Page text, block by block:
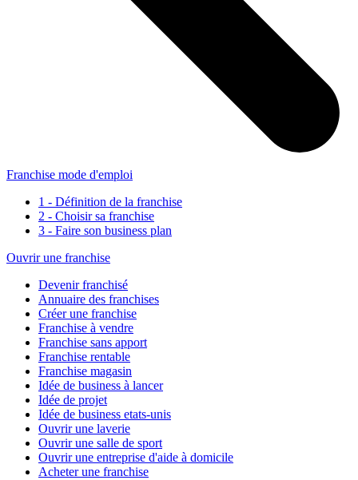
Franchise mode d'emploi
1 - Définition de la franchise
2 - Choisir sa franchise
3 - Faire son business plan
Ouvrir une franchise
Devenir franchisé
Annuaire des franchises
Créer une franchise
Franchise à vendre
Franchise sans apport
Franchise rentable
Franchise magasin
Idée de business à lancer
Idée de projet
Idée de business etats-unis
Ouvrir une laverie
Ouvrir une salle de sport
Ouvrir une entreprise d'aide à domicile
Acheter une franchise